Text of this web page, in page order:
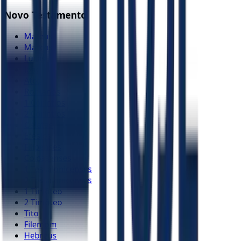
Novo Testamento
Mateus
Marcos
Lucas
1 Tessalonicenses
2 Tessalonicenses
1 Timóteo
2 Timóteo
Tito
Filemom
Hebreus